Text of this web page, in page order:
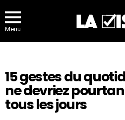
Menu
15 gestes du
ne devriez
tous les jours